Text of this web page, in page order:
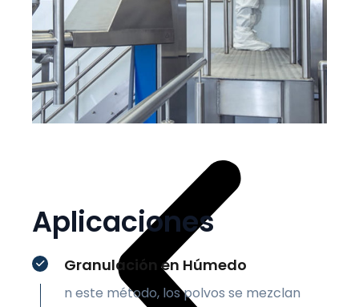
Aplicaciones
Granulación en Húmedo
n este método, los polvos se mezclan